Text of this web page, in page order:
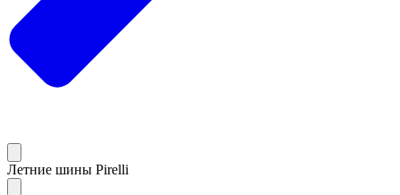
Летние шины Pirelli